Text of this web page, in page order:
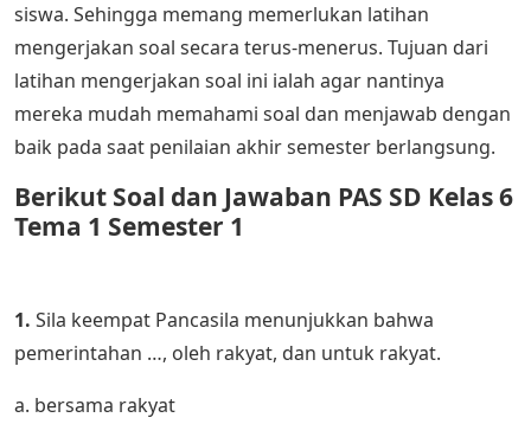
siswa. Sehingga memang memerlukan latihan
mengerjakan soal secara terus-menerus. Tujuan dari
latihan mengerjakan soal ini ialah agar nantinya
mereka mudah memahami soal dan menjawab dengan
baik pada saat penilaian akhir semester berlangsung.
Berikut Soal dan Jawaban PAS SD Kelas 6
Tema 1 Semester 1
1. Sila keempat Pancasila menunjukkan bahwa
pemerintahan …, oleh rakyat, dan untuk rakyat.
a. bersama rakyat